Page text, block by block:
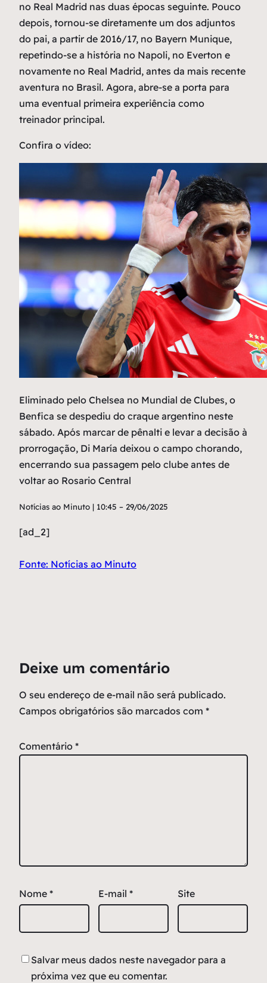
no Real Madrid nas duas épocas seguinte. Pouco
depois, tornou-se diretamente um dos adjuntos
do pai, a partir de 2016/17, no Bayern Munique,
repetindo-se a história no Napoli, no Everton e
novamente no Real Madrid, antes da mais recente
aventura no Brasil. Agora, abre-se a porta para
uma eventual primeira experiência como
treinador principal.
Confira o vídeo:
Eliminado pelo Chelsea no Mundial de Clubes, o
Benfica se despediu do craque argentino neste
sábado. Após marcar de pênalti e levar a decisão à
prorrogação, Di María deixou o campo chorando,
encerrando sua passagem pelo clube antes de
voltar ao Rosario Central
Notícias ao Minuto | 10:45 – 29/06/2025
[ad_2]
Fonte: Notícias ao Minuto
Deixe um comentário
O seu endereço de e-mail não será publicado.
Campos obrigatórios são marcados com *
Comentário *
Nome * E-mail * Site
Salvar meus dados neste navegador para a
próxima vez que eu comentar.